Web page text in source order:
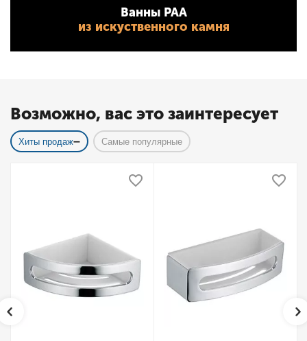
Ванны PAA
из искуственного камня
Возможно, вас это заинтересует
Хиты продаж Самые популярные